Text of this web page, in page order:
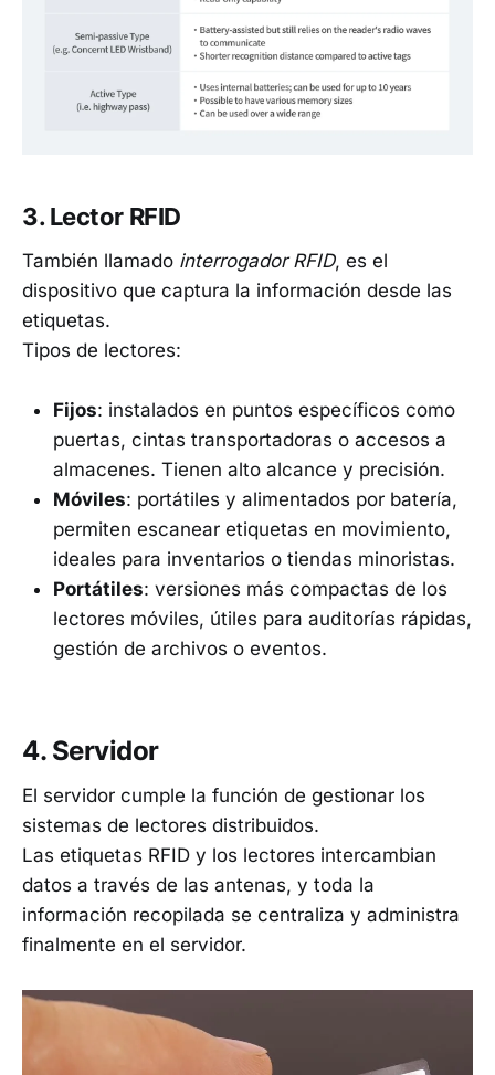
3. Lector RFID
También llamado interrogador RFID, es el
dispositivo que captura la información desde las
etiquetas.
Tipos de lectores:
Fijos: instalados en puntos específicos como
puertas, cintas transportadoras o accesos a
almacenes. Tienen alto alcance y precisión.
Móviles: portátiles y alimentados por batería,
permiten escanear etiquetas en movimiento,
ideales para inventarios o tiendas minoristas.
Portátiles: versiones más compactas de los
lectores móviles, útiles para auditorías rápidas,
gestión de archivos o eventos.
4. Servidor
El servidor cumple la función de gestionar los
sistemas de lectores distribuidos.
Las etiquetas RFID y los lectores intercambian
datos a través de las antenas, y toda la
información recopilada se centraliza y administra
finalmente en el servidor.